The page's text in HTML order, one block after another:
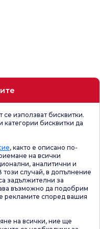
се използват бисквитки.
категории бисквитки да
, както е описано по-
на всички
аналитични и
случай, в допълнение
задължителни за
възможно да подобрим
рекламите според вашия
на всички, ние ще